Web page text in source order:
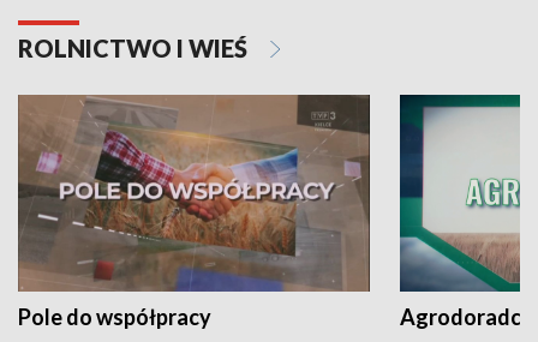
ROLNICTWO I WIEŚ
Pole do współpracy Agrodoradcy